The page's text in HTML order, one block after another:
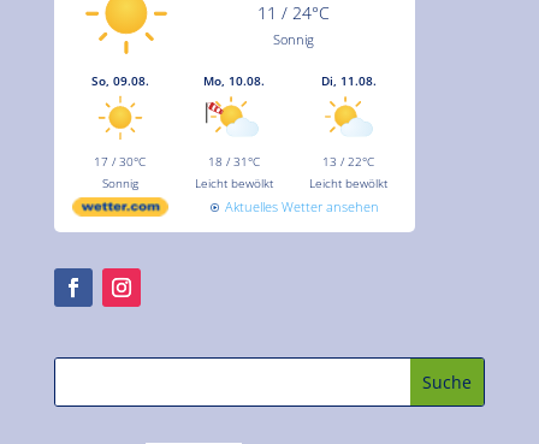
11 / 24°C
Sonnig
So, 09.08.
17 / 30°C
Sonnig
Mo, 10.08.
18 / 31°C
Leicht bewölkt
Di, 11.08.
13 / 22°C
Leicht bewölkt
Aktuelles Wetter ansehen